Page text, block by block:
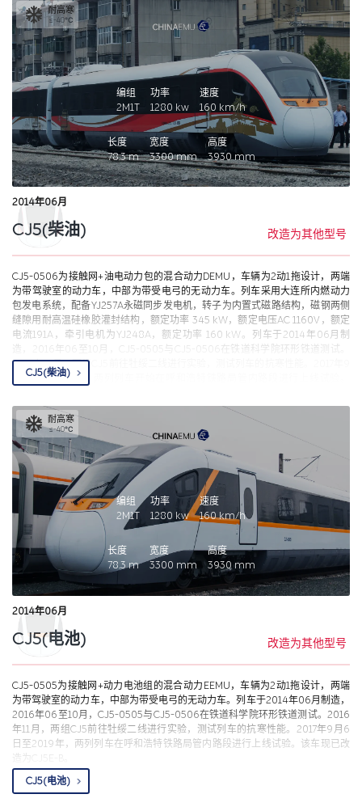
耐高寒
≤-40℃
编组
2M1T
功率
1280 kw
速度
160 km/h
长度
78.3m
宽度
3300mm
高度
3930mm
2014年06月
CJ5(柴油) 改造为其他型号
CJ5-0506为接触网+油电动力包的混合动力DEMU，车辆为2动1拖设计，两端
为带驾驶室的动力车，中部为带受电弓的无动力车。列车采用大连所内燃动力
包发电系统，配备YJ257A永磁同步发电机，转子为内置式磁路结构，磁钢两侧
缝隙用耐高温硅橡胶灌封结构，额定功率 345 kW，额定电压AC 1160V，额定
电流191A，牵引电机为YJ248A，额定功率 160 kW。列车于2014年06月制
造，2016年06至10月，CJ5-0505与CJ5-0506在铁道科学院环形铁道测试。
2016年11月，两组CJ5前往牡绥二线进行实验，测试列车的抗寒性能。2017年9
月6日至2019年，两列列车开始在呼和浩特铁路局管内路段进行上线试验。
抵达西安（西户铁路）进行展示。2022年10月01日，前脸涂装再次修改的CJ5-
0506在西户铁路试运行。该车现已改造为CJ5E-B。
CJ5(柴油)
耐高寒
≤-40℃
编组
2M1T
功率
1280 kw
速度
160km/h
长度
78.3m
宽度
3300 mm
高度
3930 mm
2014年06月
CJ5(电池) 改造为其他型号
CJ5-0505为接触网+动力电池组的混合动力EEMU，车辆为2动1拖设计，两端
为带驾驶室的动力车，中部为带受电弓的无动力车。列车于2014年06月制造，
2016年06至10月，CJ5-0505与CJ5-0506在铁道科学院环形铁道测试。2016
年11月，两组CJ5前往牡绥二线进行实验，测试列车的抗寒性能。2017年9月6
日至2019年，两列列车在呼和浩特铁路局管内路段进行上线试验。该车现已改
造为CJ5E-B。
CJ5(电池)